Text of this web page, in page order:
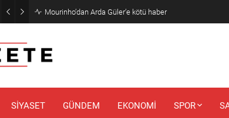
Mourinho’dan Arda Güler’e kötü haber
SİYASET GÜNDEM EKONOMİ SPOR